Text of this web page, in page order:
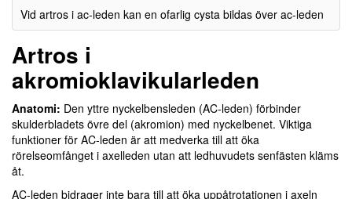
Vid artros i ac-leden kan en ofarlig cysta bildas över ac-leden
Artros i
akromioklavikularleden
Anatomi: Den yttre nyckelbensleden (AC-leden) förbinder
skulderbladets övre del (akromion) med nyckelbenet. Viktiga
funktioner för AC-leden är att medverka till att öka
rörelseomfånget i axelleden utan att ledhuvudets senfästen kläms
åt.
AC-leden bidrager inte bara till att öka uppåtrotationen i axeln